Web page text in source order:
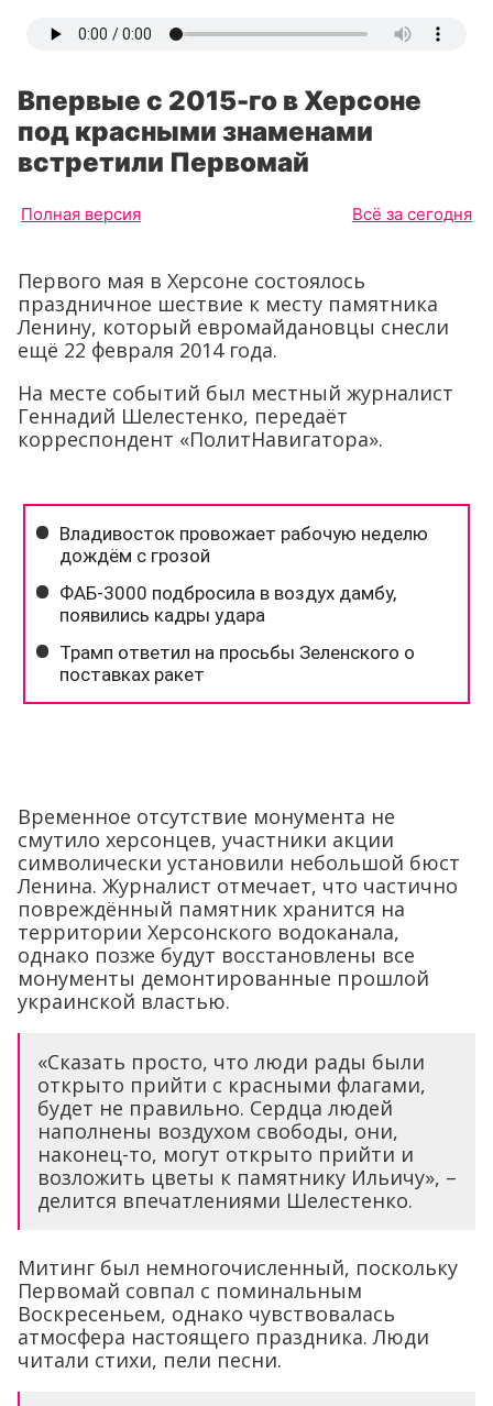
Впервые с 2015-го в Херсоне
под красными знаменами
встретили Первомай
Полная версия Всё за сегодня
Первого мая в Херсоне состоялось
праздничное шествие к месту памятника
Ленину, который евромайдановцы снесли
ещё 22 февраля 2014 года.
На месте событий был местный журналист
Геннадий Шелестенко, передаёт
корреспондент «ПолитНавигатора».
Временное отсутствие монумента не
смутило херсонцев, участники акции
символически установили небольшой бюст
Ленина. Журналист отмечает, что частично
повреждённый памятник хранится на
территории Херсонского водоканала,
однако позже будут восстановлены все
монументы демонтированные прошлой
украинской властью.
«Сказать просто, что люди рады были
открыто прийти с красными флагами,
будет не правильно. Сердца людей
наполнены воздухом свободы, они,
наконец-то, могут открыто прийти и
возложить цветы к памятнику Ильичу», –
делится впечатлениями Шелестенко.
Митинг был немногочисленный, поскольку
Первомай совпал с поминальным
Воскресеньем, однако чувствовалась
атмосфера настоящего праздника. Люди
читали стихи, пели песни.